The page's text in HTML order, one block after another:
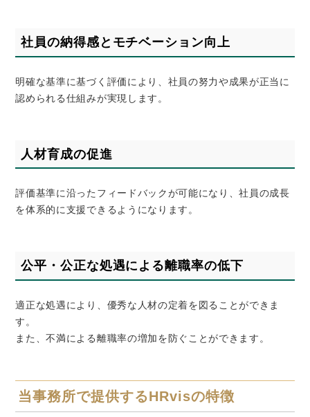
社員の納得感とモチベーション向上
明確な基準に基づく評価により、社員の努力や成果が正当に
認められる仕組みが実現します。
人材育成の促進
評価基準に沿ったフィードバックが可能になり、社員の成長
を体系的に支援できるようになります。
公平・公正な処遇による離職率の低下
適正な処遇により、優秀な人材の定着を図ることができま
す。
また、不満による離職率の増加を防ぐことができます。
当事務所で提供するHRvisの特徴